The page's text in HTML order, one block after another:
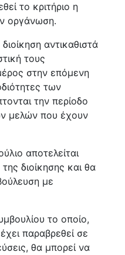
το κριτήριο η
οργάνωση.
αντικαθιστά
τους
στην επόμενη
των
την περίοδο
μελών που έχουν
αποτελείται
διοίκησης και θα
με
το οποίο,
παραβρεθεί σε
θα μπορεί να